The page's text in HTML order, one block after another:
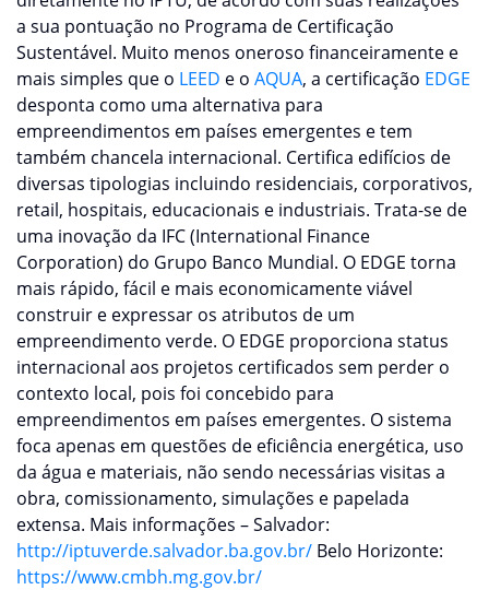
a sua pontuação no Programa de Certificação
Sustentável. Muito menos oneroso financeiramente e
mais simples que o LEED e o AQUA, a certificação EDGE
desponta como uma alternativa para
empreendimentos em países emergentes e tem
também chancela internacional. Certifica edifícios de
diversas tipologias incluindo residenciais, corporativos,
retail, hospitais, educacionais e industriais. Trata-se de
uma inovação da IFC (International Finance
Corporation) do Grupo Banco Mundial. O EDGE torna
mais rápido, fácil e mais economicamente viável
construir e expressar os atributos de um
empreendimento verde. O EDGE proporciona status
internacional aos projetos certificados sem perder o
contexto local, pois foi concebido para
empreendimentos em países emergentes. O sistema
foca apenas em questões de eficiência energética, uso
da água e materiais, não sendo necessárias visitas a
obra, comissionamento, simulações e papelada
extensa. Mais informações – Salvador:
http://iptuverde.salvador.ba.gov.br/ Belo Horizonte:
https://www.cmbh.mg.gov.br/